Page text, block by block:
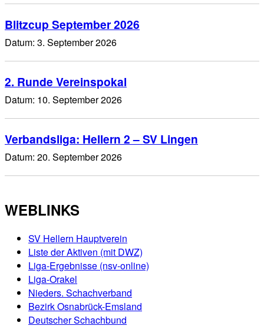
Blitzcup September 2026
Datum: 3. September 2026
2. Runde Vereinspokal
Datum: 10. September 2026
Verbandsliga: Hellern 2 – SV Lingen
Datum: 20. September 2026
WEBLINKS
SV Hellern Hauptverein
Liste der Aktiven (mit DWZ)
Liga-Ergebnisse (nsv-online)
Liga-Orakel
Nieders. Schachverband
Bezirk Osnabrück-Emsland
Deutscher Schachbund